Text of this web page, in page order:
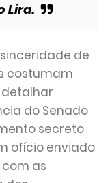
Lira.
de
costumam
detalhar
do Senado
secreto
ofício enviado
com as